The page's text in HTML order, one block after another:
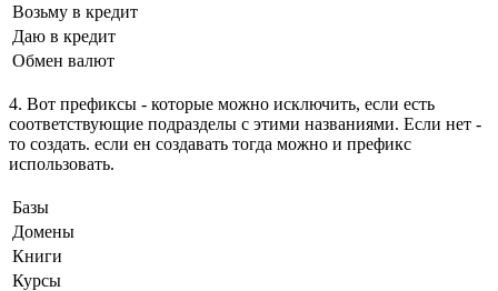
Возьму в кредит
Даю в кредит
Обмен валют
4. Вот префиксы - которые можно исключить, если есть
соответствующие подразделы с этими названиями. Если нет -
то создать. если ен создавать тогда можно и префикс
использовать.
Базы
Домены
Книги
Курсы